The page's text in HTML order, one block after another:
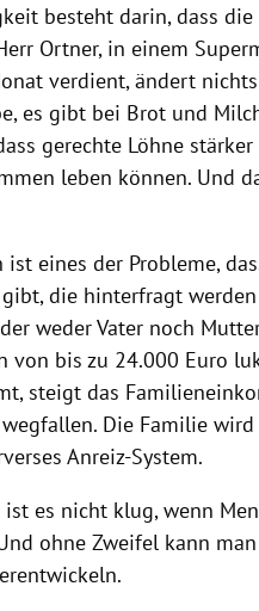
besteht darin, dass
Ortner, in einem
verdient, ändert
es gibt bei Brot und
gerechte Löhne
leben können. Und
ist eines der Probleme,
die hinterfragt
weder Vater noch
von bis zu 24.000 Euro
steigt das
Die Familie
Anreiz-System.
es nicht klug, wenn
ohne Zweifel kann